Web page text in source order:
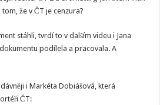
že v ČT je cenzura?
stáhli, tvrdí to v dalším videu i Jana
podílela a pracovala. A
i Markéta Dobiášová, která
ČT: